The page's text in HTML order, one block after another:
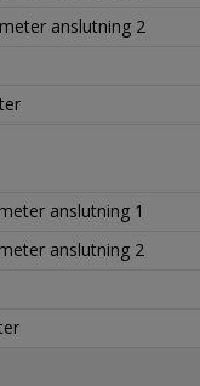
anslutning 2
anslutning 1
anslutning 2